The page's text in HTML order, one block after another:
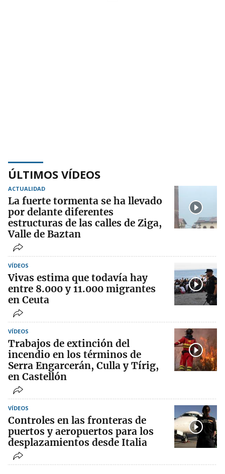
ÚLTIMOS VÍDEOS
ACTUALIDAD
La fuerte tormenta se ha llevado
por delante diferentes
estructuras de las calles de Ziga,
Valle de Baztan
VÍDEOS
Vivas estima que todavía hay
entre 8.000 y 11.000 migrantes
en Ceuta
VÍDEOS
Trabajos de extinción del
incendio en los términos de
Serra Engarcerán, Culla y Tírig,
en Castellón
VÍDEOS
Controles en las fronteras de
puertos y aeropuertos para los
desplazamientos desde Italia